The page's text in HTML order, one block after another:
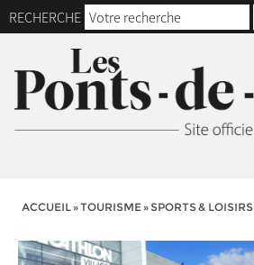
RECHERCHE
ACCUEIL»TOURISME» SPORTS & LOISIRS